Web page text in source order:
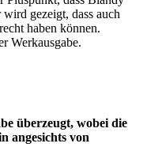
gezeigt, dass auch
haben können.
Werkausgabe.
überzeugt, wobei die
angesichts von